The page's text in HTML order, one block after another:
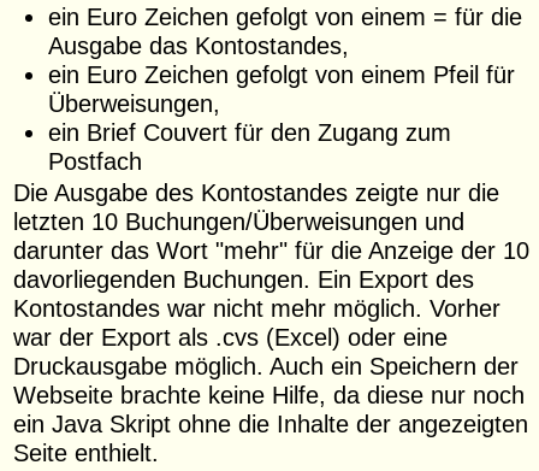
ein Euro Zeichen gefolgt von einem = für die
Ausgabe das Kontostandes,
ein Euro Zeichen gefolgt von einem Pfeil für
Überweisungen,
ein Brief Couvert für den Zugang zum
Postfach
Die Ausgabe des Kontostandes zeigte nur die
letzten 10 Buchungen/Überweisungen und
darunter das Wort "mehr" für die Anzeige der 10
davorliegenden Buchungen. Ein Export des
Kontostandes war nicht mehr möglich. Vorher
war der Export als .cvs (Excel) oder eine
Druckausgabe möglich. Auch ein Speichern der
Webseite brachte keine Hilfe, da diese nur noch
ein Java Skript ohne die Inhalte der angezeigten
Seite enthielt.